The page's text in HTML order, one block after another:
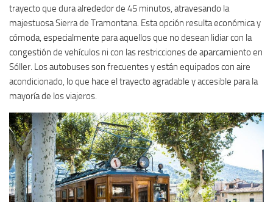
trayecto que dura alrededor de 45 minutos, atravesando la
majestuosa Sierra de Tramontana. Esta opción resulta económica y
cómoda, especialmente para aquellos que no desean lidiar con la
congestión de vehículos ni con las restricciones de aparcamiento en
Sóller. Los autobuses son frecuentes y están equipados con aire
acondicionado, lo que hace el trayecto agradable y accesible para la
mayoría de los viajeros.